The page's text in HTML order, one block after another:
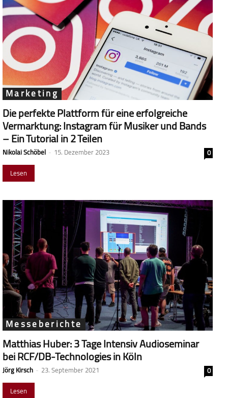
Marketing
Die perfekte Plattform für eine erfolgreiche
Vermarktung: Instagram für Musiker und Bands
– Ein Tutorial in 2 Teilen
Nikolai Schöbel - 15. Dezember 2023
0
Lesen
Messeberichte
Matthias Huber: 3 Tage Intensiv Audioseminar
bei RCF/DB-Technologies in Köln
Jörg Kirsch - 23. September 2021
0
Lesen